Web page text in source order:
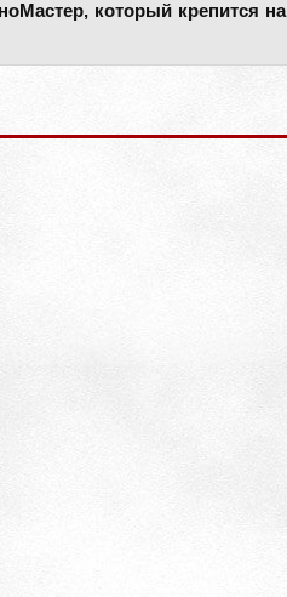
который крепится на